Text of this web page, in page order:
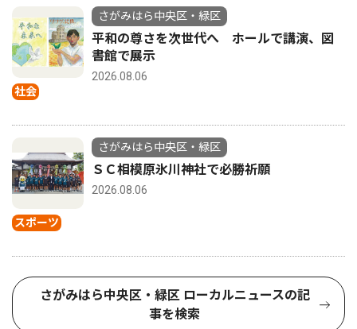
社会
さがみはら中央区・緑区
平和の尊さを次世代へ ホールで講演、図
書館で展示
2026.08.06
スポーツ
さがみはら中央区・緑区
ＳＣ相模原氷川神社で必勝祈願
2026.08.06
さがみはら中央区・緑区 ローカルニュースの記
事を検索